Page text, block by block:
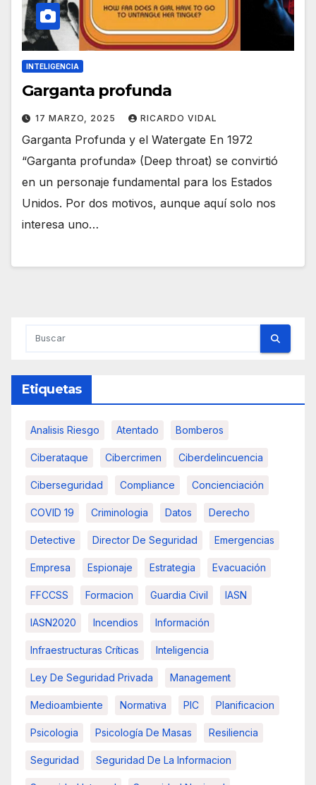
INTELIGENCIA
Garganta profunda
17 MARZO, 2025 RICARDO VIDAL
Garganta Profunda y el Watergate En 1972
“Garganta profunda» (Deep throat) se convirtió
en un personaje fundamental para los Estados
Unidos. Por dos motivos, aunque aquí solo nos
interesa uno…
Etiquetas
Analisis Riesgo Atentado Bomberos
Ciberataque Cibercrimen Ciberdelincuencia
Ciberseguridad Compliance Concienciación
COVID 19 Criminologia Datos Derecho
Detective Director De Seguridad Emergencias
Empresa Espionaje Estrategia Evacuación
FFCCSS Formacion Guardia Civil IASN
IASN2020 Incendios Información
Infraestructuras Críticas Inteligencia
Ley De Seguridad Privada Management
Medioambiente Normativa PIC Planificacion
Psicologia Psicología De Masas Resiliencia
Seguridad Seguridad De La Informacion